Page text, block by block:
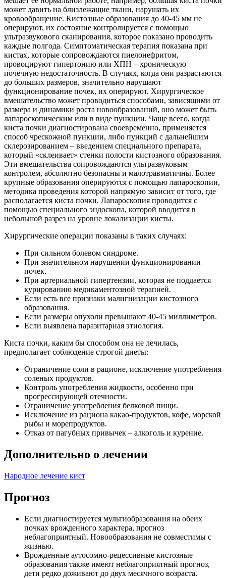
может давить на близлежащие ткани, нарушать их
кровообращение. Кистозные образования до 40-45 мм не
оперируют, их состояние контролируется с помощью
ультразвукового сканирования, которое показано проводить
каждые полгода. Симптоматическая терапия показана при
кистах, которые сопровождаются пиелонефритом,
провоцируют гипертонию или ХПН – хроническую
почечную недостаточность. В случаях, когда они разрастаются
до больших размеров, значительно нарушают
функционирование почек, их оперируют. Хирургическое
вмешательство может проводиться способами, зависящими от
размера и динамики роста новообразований, оно может быть
лапароскопическим или в виде пункции. Чаще всего, когда
киста почки диагностирована своевременно, применяется
способ чрескожной пункции, либо пункций с дальнейшим
склерозированием – введением специального препарата,
который «склеивает» стенки полости кистозного образования.
Эти вмешательства сопровождаются ультразвуковым
контролем, абсолютно безопасны и малотравматичны. Более
крупные образования оперируются с помощью лапароскопии,
методика проведения которой напрямую зависит от того, где
располагается киста почки. Лапароскопия проводится с
помощью специального эндоскопа, которой вводится в
небольшой разрез на уровне локализации кисты.
Хирургические операции показаны в таких случаях:
При сильном болевом синдроме.
При значительном нарушении функционировании
почек.
При артериальной гипертензии, которая не поддается
курированию медикаментозной терапией.
Если есть все признаки малигнизации кистозного
образования.
Если размеры опухоли превышают 40-45 миллиметров.
Если выявлена паразитарная этиология.
Киста почки, каким бы способом она не лечилась,
предполагает соблюдение строгой диеты:
Ограничение соли в рационе, исключение употребления
соленых продуктов.
Контроль употребления жидкости, особенно при
прогрессирующей отечности.
Ограничение употребления белковой пищи.
Исключение из рациона какао-продуктов, кофе, морской
рыбы и морепродуктов.
Отказ от пагубных привычек – алкоголь и курение.
Дополнительно о лечении
Народное лечение кист
Прогноз
Если диагностируется мультиобразования на обеих
почках врожденного характера, прогноз
неблагоприятный. Новообразования не совместимы с
жизнью.
Врожденные аутосомно-рецессивные кистозные
образования также имеют неблагоприятный прогноз,
дети редко доживают до двух месячного возраста.